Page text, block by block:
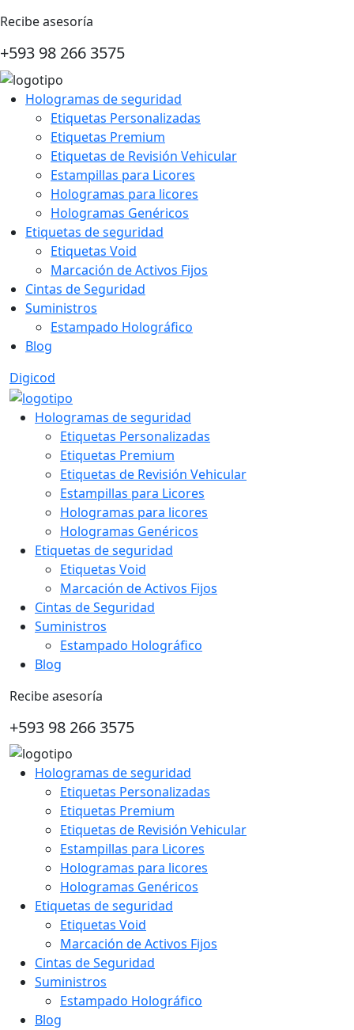
Recibe asesoría
+593 98 266 3575
Hologramas de seguridad
Etiquetas Personalizadas
Etiquetas Premium
Etiquetas de Revisión Vehicular
Estampillas para Licores
Hologramas para licores
Hologramas Genéricos
Etiquetas de seguridad
Etiquetas Void
Marcación de Activos Fijos
Cintas de Seguridad
Suministros
Estampado Holográfico
Blog
Digicod
Hologramas de seguridad
Etiquetas Personalizadas
Etiquetas Premium
Etiquetas de Revisión Vehicular
Estampillas para Licores
Hologramas para licores
Hologramas Genéricos
Etiquetas de seguridad
Etiquetas Void
Marcación de Activos Fijos
Cintas de Seguridad
Suministros
Estampado Holográfico
Blog
Recibe asesoría
+593 98 266 3575
Hologramas de seguridad
Etiquetas Personalizadas
Etiquetas Premium
Etiquetas de Revisión Vehicular
Estampillas para Licores
Hologramas para licores
Hologramas Genéricos
Etiquetas de seguridad
Etiquetas Void
Marcación de Activos Fijos
Cintas de Seguridad
Suministros
Estampado Holográfico
Blog